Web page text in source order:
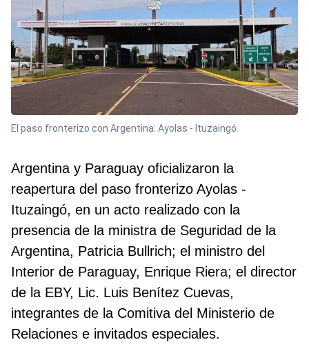
El paso fronterizo con Argentina: Ayolas - Ituzaingó.
Argentina y Paraguay oficializaron la
reapertura del paso fronterizo Ayolas -
Ituzaingó, en un acto realizado con la
presencia de la ministra de Seguridad de la
Argentina, Patricia Bullrich; el ministro del
Interior de Paraguay, Enrique Riera; el director
de la EBY, Lic. Luis Benítez Cuevas,
integrantes de la Comitiva del Ministerio de
Relaciones e invitados especiales.